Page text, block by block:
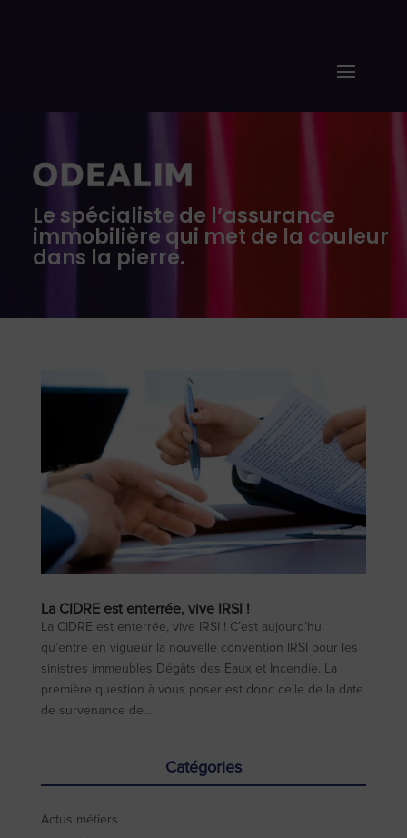
Le spécialiste de l’assurance
immobilière qui met de la couleur
dans la pierre.
La CIDRE est enterrée, vive IRSI !
La CIDRE est enterrée, vive IRSI ! C’est aujourd’hui
qu’entre en vigueur la nouvelle convention IRSI pour les
sinistres immeubles Dégâts des Eaux et Incendie. La
première question à vous poser est donc celle de la date
de survenance de...
Catégories
Actus métiers